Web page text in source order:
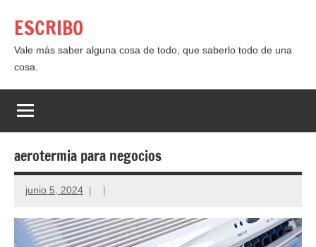
contenido
ESCRIBO
Vale más saber alguna cosa de todo, que saberlo todo de una
cosa.
aerotermia para negocios
junio 5, 2024